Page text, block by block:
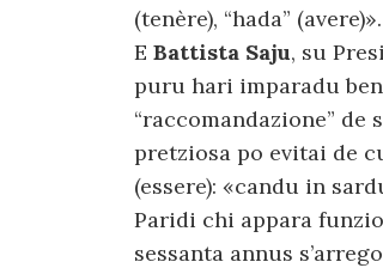
(tenère), “hada” (avere)».
E Battista Saju, su
puru hari imparadu
“raccomandazione”
pretziosa po evitai de
(essere): «candu in
Paridi chi appara
sessanta annus